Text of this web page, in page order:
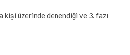
kişi üzerinde denendiği ve 3. fazı